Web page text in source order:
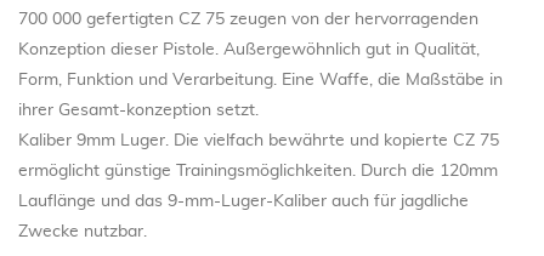
700 000 gefertigten CZ 75 zeugen von der hervorragenden
Konzeption dieser Pistole. Außergewöhnlich gut in Qualität,
Form, Funktion und Verarbeitung. Eine Waffe, die Maßstäbe in
ihrer Gesamt-konzeption setzt.
Kaliber 9mm Luger. Die vielfach bewährte und kopierte CZ 75
ermöglicht günstige Trainingsmöglichkeiten. Durch die 120mm
Lauflänge und das 9-mm-Luger-Kaliber auch für jagdliche
Zwecke nutzbar.